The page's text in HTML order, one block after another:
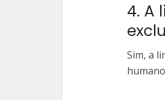
4. A
Sim, a